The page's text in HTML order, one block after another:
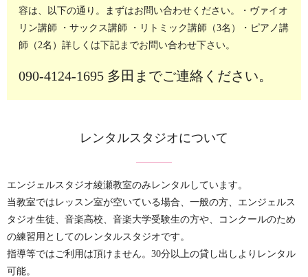
容は、以下の通り。
まずはお問い合わせください。
・ヴァイオ
リン講師
・サックス講師 ・リトミック講師（3名）
・ピアノ講
師（2名）詳しくは下記までお問い合わせ下さい。
090-4124-1695 多田までご連絡ください。
レンタルスタジオについて
エンジェルスタジオ綾瀬教室のみレンタルしています。
当教室ではレッスン室が空いている場合、一般の方、エンジェルス
タジオ生徒、音楽高校、音楽大学受験生の方や、コンクールのため
の練習用としてのレンタルスタジオです。
指導等ではご利用は頂けません。30分以上の貸し出しよりレンタル
可能。